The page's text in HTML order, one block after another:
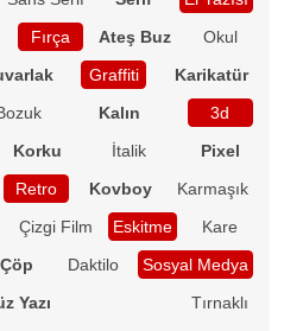
Fırça Ateş Buz
Okul
Graffiti
Karikatür
Kalın
3d
Korku İtalik
Pixel
Retro Kovboy
Karmaşık
Çizgi Film Eskitme
Kare
Çöp Daktilo
Sosyal Medya
Yazı Tırnaklı